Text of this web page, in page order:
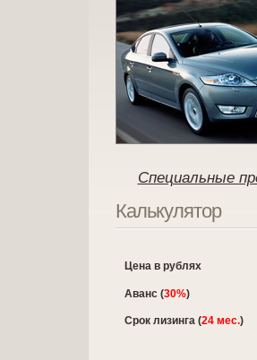
Специальные
Калькулятор
Цена в рублях
Аванс (30%)
Срок лизинга (24 мес.)